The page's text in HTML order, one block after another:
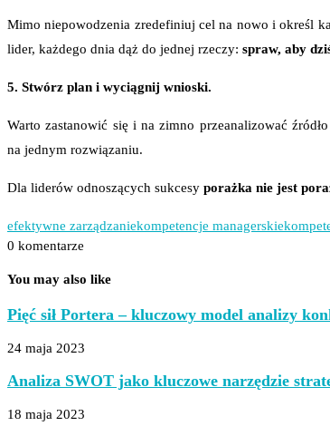
Mimo niepowodzenia zredefiniuj cel na nowo i określ
lider, każdego dnia dąż do jednej rzeczy: spraw, aby
5. Stwórz plan i wyciągnij wnioski.
Warto zastanowić się i na zimno przeanalizować
na jednym rozwiązaniu.
Dla liderów odnoszących sukcesy porażka nie jest
efektywne zarządzaniekompetencje managerskie
0 komentarze
You may also like
Pięć sił Portera – kluczowy model analizy
24 maja 2023
Analiza SWOT jako kluczowe narzędzie
18 maja 2023